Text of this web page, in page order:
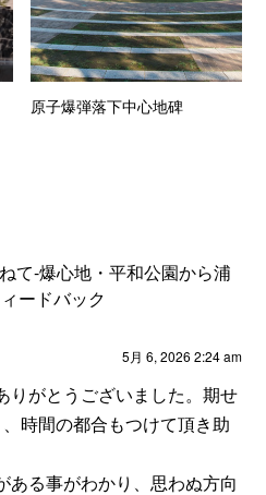
原子爆弾落下中心地碑
て-爆心地・平和公園から浦
ードバック
5月 6, 2026 2:24 am
りがとうございました。期せ
時間の都合もつけて頂き助
ある事がわかり、思わぬ方向